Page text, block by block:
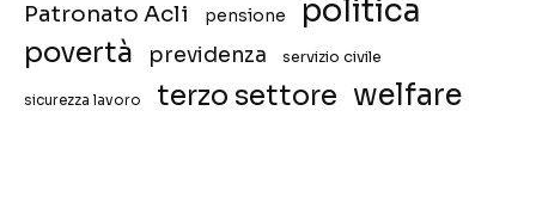
Patronato Acli pensione politica
povertà previdenza servizio civile
sicurezza lavoro terzo settore welfare